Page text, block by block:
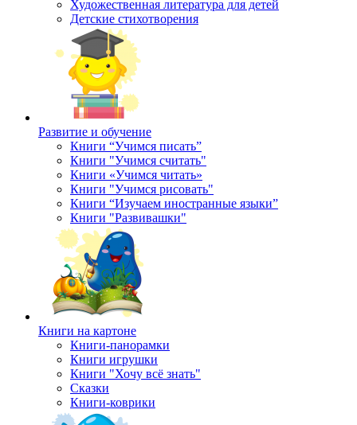
Художественная литература для детей
Детские стихотворения
Развитие и обучение
Книги “Учимся писать”
Книги "Учимся считать"
Книги «Учимся читать»
Книги "Учимся рисовать"
Книги “Изучаем иностранные языки”
Книги "Развивашки"
Книги на картоне
Книги-панорамки
Книги игрушки
Книги "Хочу всё знать"
Сказки
Книги-коврики